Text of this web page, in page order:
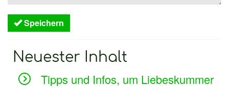
Speichern
Neuester Inhalt
Tipps und Infos, um Liebeskummer